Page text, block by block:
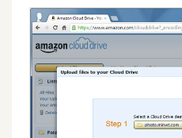
W
o
r
d
P
r
e
s
s